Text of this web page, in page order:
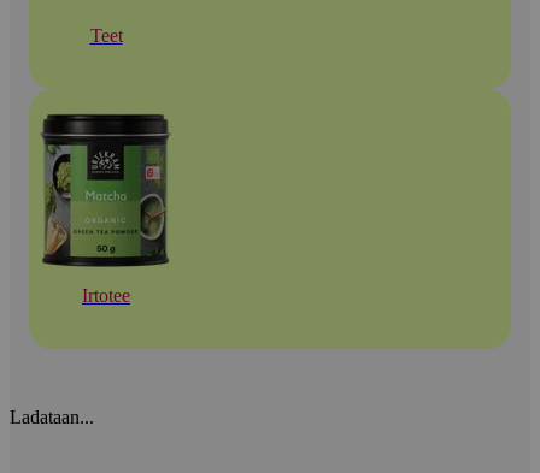
Teet
Irtotee
Ladataan...